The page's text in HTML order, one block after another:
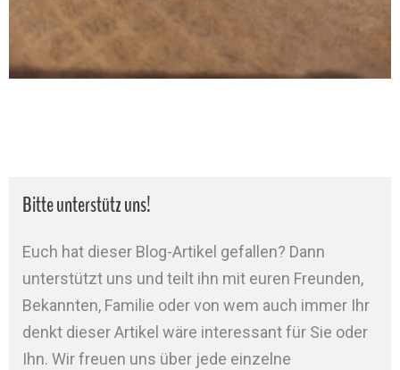
Bitte unterstütz uns!
Euch hat dieser Blog-Artikel gefallen? Dann
unterstützt uns und teilt ihn mit euren Freunden,
Bekannten, Familie oder von wem auch immer Ihr
denkt dieser Artikel wäre interessant für Sie oder
Ihn. Wir freuen uns über jede einzelne